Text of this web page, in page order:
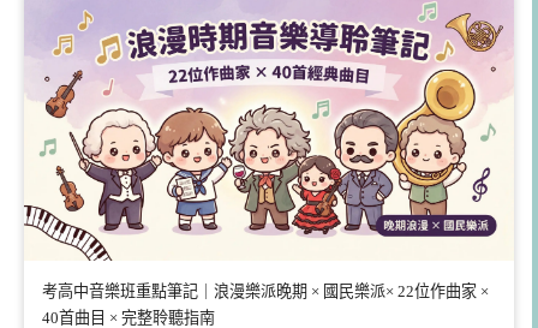
考高中音樂班重點筆記｜浪漫樂派晚期 × 國民樂派× 22位作曲家 ×
40首曲目 × 完整聆聽指南